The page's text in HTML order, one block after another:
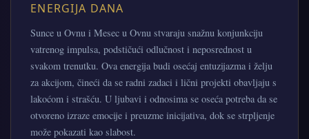
ENERGIJA DANA
Sunce u Ovnu i Mesec u Ovnu stvaraju snažnu konjunkciju
vatrenog impulsa, podstičući odlučnost i neposrednost u
svakom trenutku. Ova energija budi osećaj entuzijazma i želju
za akcijom, čineći da se radni zadaci i lični projekti obavljaju s
lakoćom i strašću. U ljubavi i odnosima se oseća potreba da se
otvoreno izraze emocije i preuzme inicijativa, dok se strpljenje
može pokazati kao slabost.